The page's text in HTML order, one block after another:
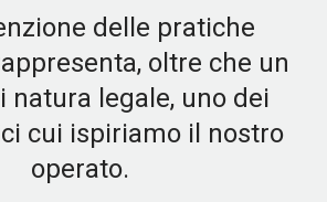
delle pratiche
oltre che un
natura legale, uno dei
cui ispiriamo il nostro
operato.